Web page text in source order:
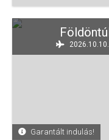
Garantált indulás!